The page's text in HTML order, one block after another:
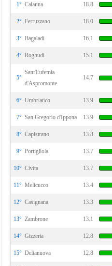
1° Calanna 18.8
2° Ferruzzano 18.0
3° Bagaladi 16.1
4° Roghudi 15.1
5°
Sant'Eufemia
d'Aspromonte
14.7
6° Umbriatico 13.9
7° San Gregorio d'Ippona 13.9
8° Capistrano 13.8
9° Portigliola 13.7
10° Civita 13.7
11° Melicucco 13.4
12° Casignana 13.3
13° Zambrone 13.1
14° Gizzeria 12.8
15° Delianuova 12.8